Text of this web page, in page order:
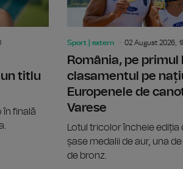
titlu
finală
Sport | extern 02 August 2026,
România, pe primul
clasamentul pe
Europenele de
Varese
Lotul tricolor încheie ediția
șase medalii de aur, una
de bronz.